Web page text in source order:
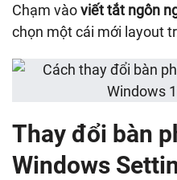
Chạm vàoviết tắt ngôn
chọn một cái mới layout
Thay đổi bàn
Windows